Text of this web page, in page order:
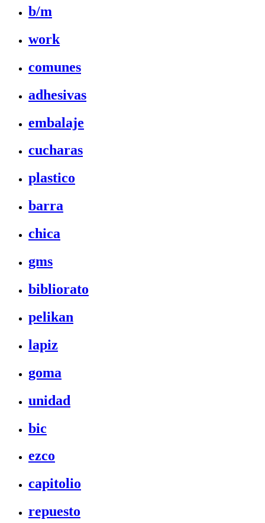
b/m
work
comunes
adhesivas
embalaje
cucharas
plastico
barra
chica
gms
bibliorato
pelikan
lapiz
goma
unidad
bic
ezco
capitolio
repuesto